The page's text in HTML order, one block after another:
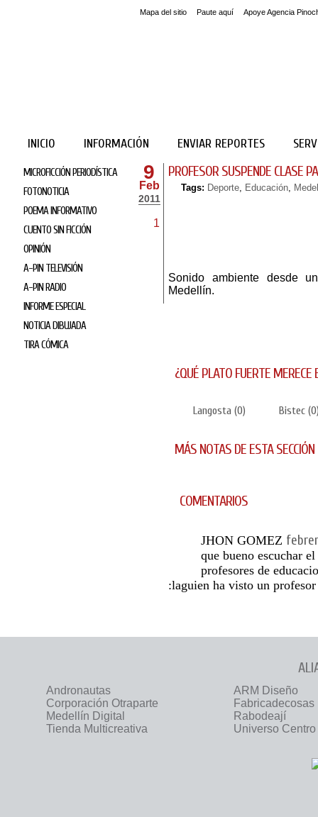
Mapa del sitio Paute aquí Apoye Agencia
INICIO INFORMACIÓN ENVIAR REPORTES
MICROFICCIÓN PERIODÍSTICA
FOTONOTICIA
POEMA INFORMATIVO
CUENTO SIN FICCIÓN
OPINIÓN
A-PIN TELEVISIÓN
A-PIN RADIO
INFORME ESPECIAL
NOTICIA DIBUJADA
TIRA CÓMICA
9
Feb
2011
1
PROFESOR SUSPENDE CLASE
Tags: Deporte, Educación,
Sonido ambiente desde
Medellín.
¿QUÉ PLATO FUERTE MERECE
Langosta (0) Bistec (0
MÁS NOTAS DE ESTA SECCIÓN
COMENTARIOS
JHON GOMEZ
que bueno escuchar
profesores de
:laguien ha visto un
Andronautas
ARM Diseño
Corporación Otraparte
Fabricadecosas
Medellín Digital
Rabodeají
Tienda Multicreativa
Universo Centro